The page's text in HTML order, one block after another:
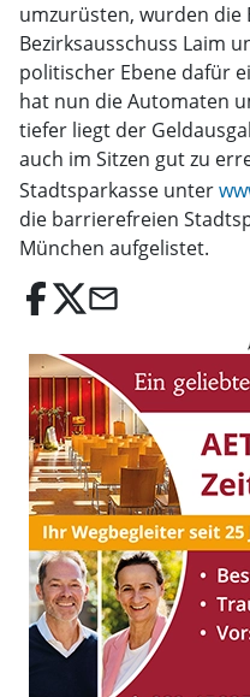
umzurüsten, wurden die
Bezirksausschuss Laim
politischer Ebene dafür
hat nun die Automaten
tiefer liegt der
auch im Sitzen gut zu
Stadtsparkasse unter
die barrierefreien
München aufgelistet.
email